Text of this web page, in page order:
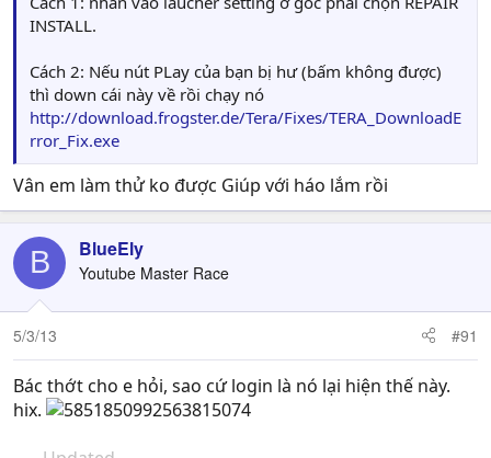
INSTALL.
Cách 2: Nếu nút PLay của bạn bị hư (bấm không được)
thì down cái này về rồi chạy nó
http://download.frogster.de/Tera/Fixes/TERA_DownloadE
rror_Fix.exe
Vân em làm thử ko được Giúp với háo lắm rồi
B BlueEly
Youtube Master Race
5/3/13 #91
Bác thớt cho e hỏi, sao cứ login là nó lại hiện thế này.
hix.